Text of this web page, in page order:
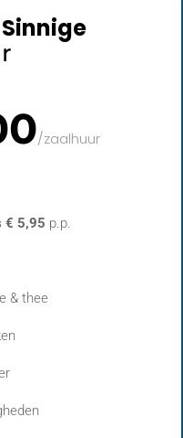
/zaalhuur
€ 5,95 p.p.
& thee